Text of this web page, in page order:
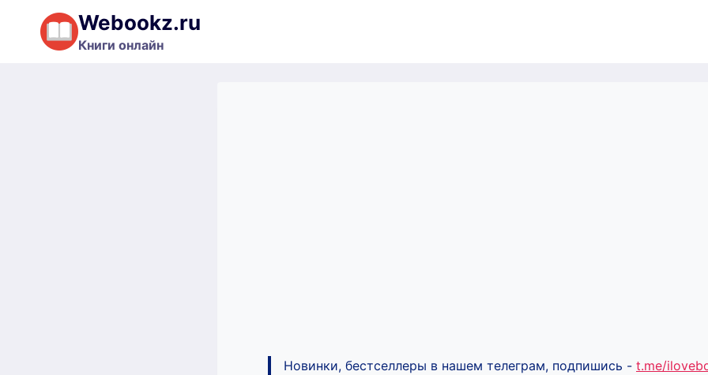
Перейти
содержимому
Webookz.ru
Книги онлайн
Новинки, бестселлеры в нашем телеграм, подпишись - t.me/